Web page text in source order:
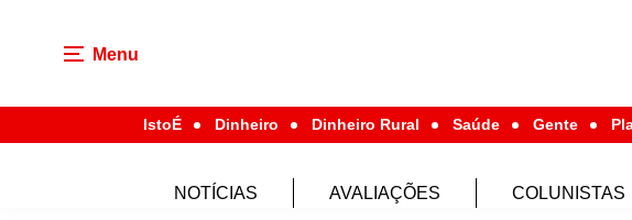
Menu
IstoÉ Dinheiro Dinheiro Rural Saúde Gente
NOTÍCIAS AVALIAÇÕES COLUNISTAS